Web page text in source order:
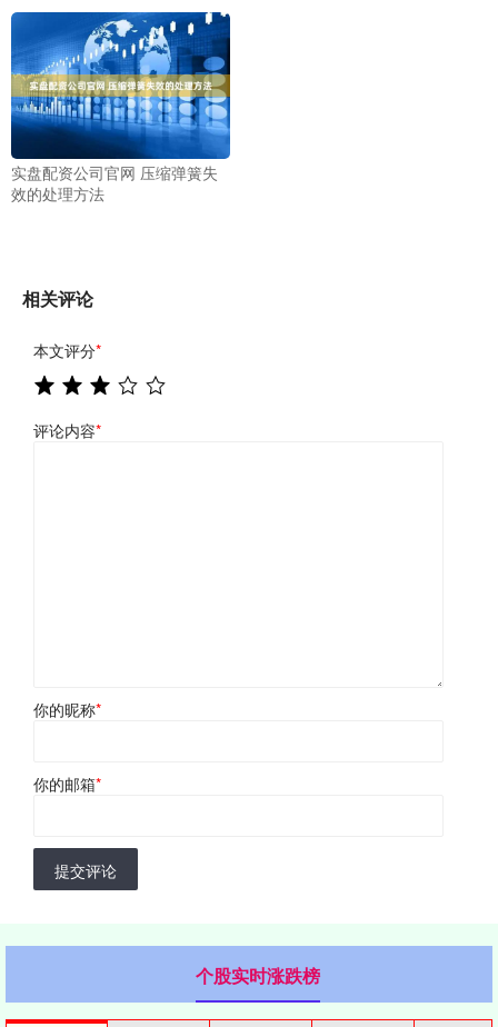
实盘配资公司官网 压缩弹簧失
效的处理方法
相关评论
本文评分*
评论内容*
你的昵称*
你的邮箱*
提交评论
个股实时涨跌榜